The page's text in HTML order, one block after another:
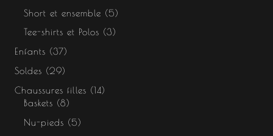
Short et ensemble
5
Tee-shirts et Polos
3
Enfants
37
Soldes
29
Chaussures filles
14
Baskets
8
Nu-pieds
5